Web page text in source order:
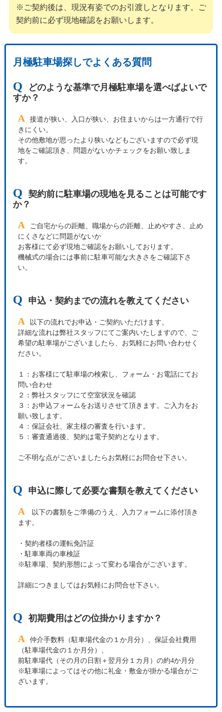
※ご契約後は、現況有姿でのお引渡しとなります。ご
契約前に必ず現地確認をお願いします。
月極駐車場探しでよくある質問
Q
どのような基準で月極駐車場を選べばよいで
すか？
A
接道が狭い、入口が狭い、お住まいからは一方通行で行
きにくい。
その他敷地が思ったより狭いなどもございますので必ず現
地をご確認頂き、問題がないかチェックをお願い致しま
す。
Q
契約前に駐車場の現地を見ることは可能です
か？
A
ご自宅からの距離、職場からの距離、止めやすさ、止め
にくさなどに問題がないか
お客様にて必ず現地ご確認をお願いしております。
機械式の場合には事前に駐車可能な大きさをご確認下さ
い。
Q 申込・契約までの流れを教えてください
A
以下の流れでお申込・ご契約いただけます。
詳細な流れは弊社スタッフにてご案内いたしますので、ご
希望の駐車場がございましたら、お気軽にお問い合わせく
ださい。
１：お客様にて駐車場の検索し、フォーム・お電話にてお
問い合わせ
２：弊社スタッフにて空室状況を確認
３：お申込フォームをお送りさせて頂きます。ご入力をお
願い致します。
４：保証会社、家主様の審査を行います。
５：審査通過後、契約は電子契約となります。
ご不明な点がございましたらお気軽にお問合せ下さい。
Q 申込に際して必要な書類を教えてください
A
以下の書類をご準備のうえ、入力フォームに添付頂き
ます。
・契約者様の運転免許証
・駐車車両の車検証
※駐車場、契約形態によって変わる場合がございます。
詳細につきましてはお気軽にお問合せ下さい。
Q 初期費用はどの位掛かりますか？
A
仲介手数料（駐車場代金の１か月分）、保証会社費用
（駐車場代金の１か月分）、
前駐車場代（その月の日割＋翌月分１カ月）の約4か月分
※駐車場によってはその他に礼金・敷金が掛かる場合がご
ざいます。